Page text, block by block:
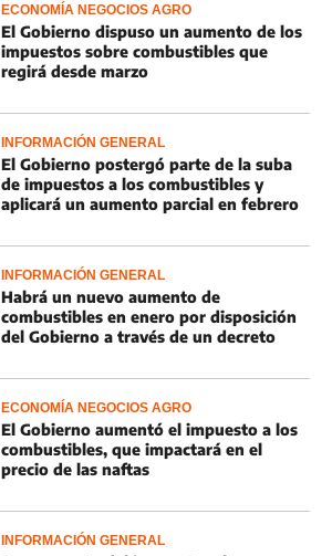
ECONOMÍA NEGOCIOS AGRO
El Gobierno dispuso un aumento de los
impuestos sobre combustibles que
regirá desde marzo
INFORMACIÓN GENERAL
El Gobierno postergó parte de la suba
de impuestos a los combustibles y
aplicará un aumento parcial en febrero
INFORMACIÓN GENERAL
Habrá un nuevo aumento de
combustibles en enero por disposición
del Gobierno a través de un decreto
ECONOMÍA NEGOCIOS AGRO
El Gobierno aumentó el impuesto a los
combustibles, que impactará en el
precio de las naftas
INFORMACIÓN GENERAL